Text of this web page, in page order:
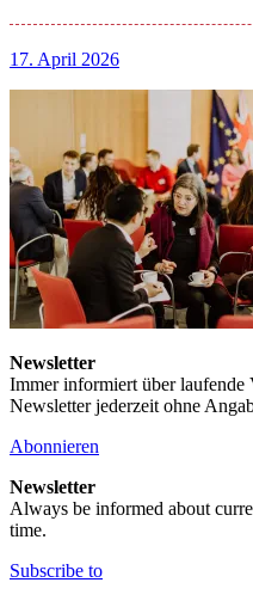
17. April 2026
Newsletter
Immer informiert über laufende
Newsletter jederzeit ohne
Abonnieren
Newsletter
Always be informed about
time.
Subscribe to